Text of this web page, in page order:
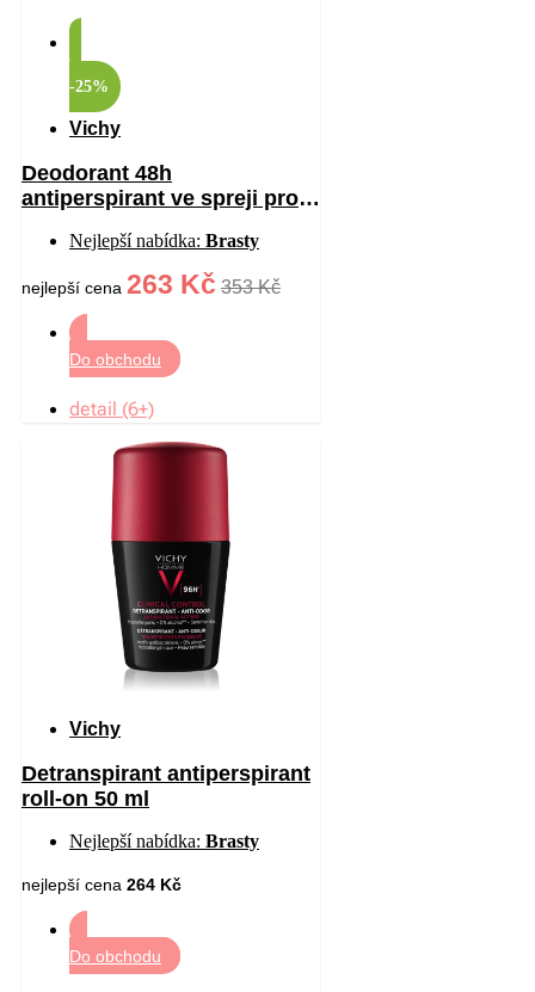
-25%
Vichy
Deodorant 48h
antiperspirant ve spreji proti
Nejlepší nabídka: Brasty
nejlepší cena 263 Kč 353 Kč
Do obchodu
detail (6+)
Vichy
Detranspirant antiperspirant
roll-on 50 ml
Nejlepší nabídka: Brasty
nejlepší cena 264 Kč
Do obchodu